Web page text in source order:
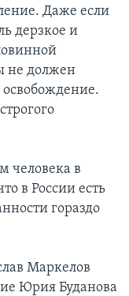
Даже если
дерзкое и
не должен
освобождение.
человека в
в России есть
гораздо
Маркелов
Юрия Буданова